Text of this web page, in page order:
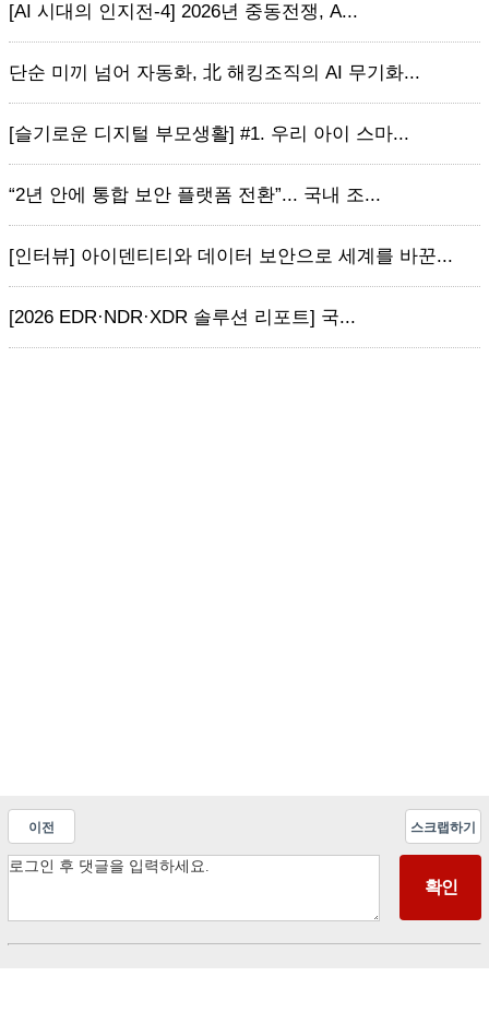
[AI 시대의 인지전-4] 2026년 중동전쟁, A...
단순 미끼 넘어 자동화, 北 해킹조직의 AI 무기화...
[슬기로운 디지털 부모생활] #1. 우리 아이 스마...
“2년 안에 통합 보안 플랫폼 전환”... 국내 조...
[인터뷰] 아이덴티티와 데이터 보안으로 세계를 바꾼...
[2026 EDR·NDR·XDR 솔루션 리포트] 국...
이전 스크랩하기